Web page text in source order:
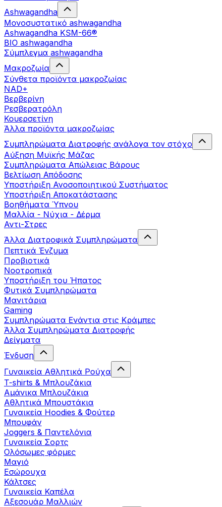
Ashwagandha
Μονοσυστατικό ashwagandha
Ashwagandha KSM-66®
BIO ashwagandha
Σύμπλεγμα ashwagandha
Μακροζωία
Σύνθετα προϊόντα μακροζωίας
NAD+
Βερβερίνη
Ρεσβερατρόλη
Κουερσετίνη
Άλλα προϊόντα μακροζωίας
Συμπληρώματα Διατροφής ανάλογα τον στόχο
Αύξηση Μυϊκής Μάζας
Συμπληρώματα Aπώλειας Βάρους
Βελτίωση Απόδοσης
Υποστήριξη Ανοσοποιητικού Συστήματος
Yποστήριξη Αποκατάστασης
Βοηθήματα Ύπνου
Μαλλία - Νύχια - Δέρμα
Αντι-Στρες
Άλλα Διατροφικά Συμπληρώματα
Πεπτικά Ένζυμα
Προβιοτικά
Νοοτροπικά
Υποστήριξη του Ήπατος
Φυτικά Συμπληρώματα
Μανιτάρια
Gaming
Συμπληρώματα Ενάντια στις Κράμπες
Άλλα Συμπληρώματα Διατροφής
Δείγματα
Ένδυση
Γυναικεία Αθλητικά Ρούχα
T-shirts & Μπλουζάκια
Αμάνικα Μπλουζάκια
Aθλητικά Μπουστάκια
Γυναικεία Hoodies & Φούτερ
Μπουφάν
Joggers & Παντελόνια
Γυναικεία Σορτς
Ολόσωμες φόρμες
Μαγιό
Εσώρουχα
Κάλτσες
Γυναικεία Καπέλα
Αξεσουάρ Μαλλιών